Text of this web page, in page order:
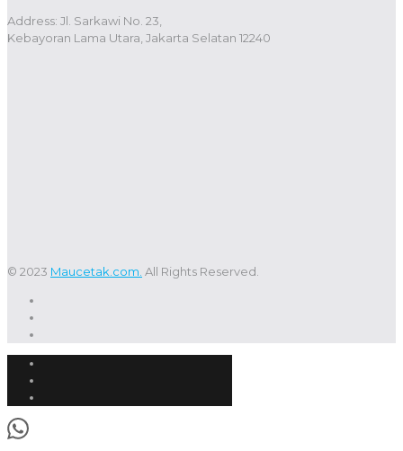
Address: Jl. Sarkawi No. 23,
Kebayoran Lama Utara, Jakarta Selatan 12240
© 2023 Maucetak.com. All Rights Reserved.